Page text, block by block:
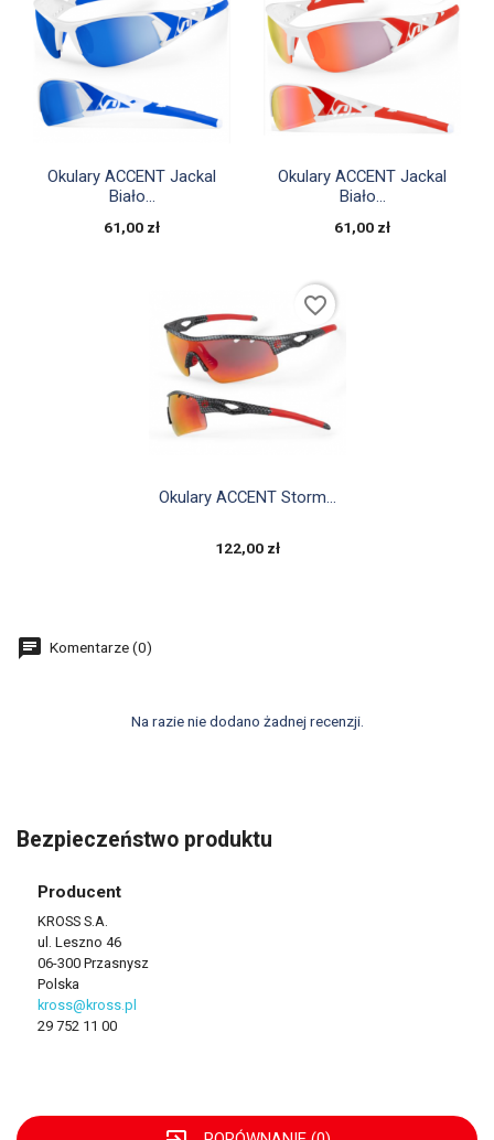
Szybki podgląd
Okulary ACCENT Jackal
Biało...
61,00 zł
Szybki podgląd
Okulary ACCENT Jackal
Biało...
61,00 zł
Szybki podgląd
Okulary ACCENT Storm...
122,00 zł
favorite_border
Komentarze (0)
Na razie nie dodano żadnej recenzji.
Bezpieczeństwo produktu
Producent
KROSS S.A.
ul. Leszno 46
06-300 Przasnysz
Polska
kross@kross.pl
29 752 11 00